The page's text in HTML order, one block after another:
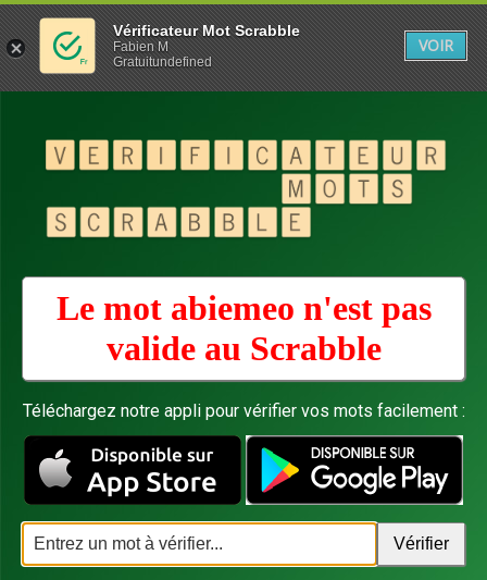
Le mot abiemeo n'est pas
valide au Scrabble
Téléchargez notre appli pour vérifier vos mots facilement :
Vérificateur Mot Scrabble
Fabien M
Gratuitundefined
VOIR